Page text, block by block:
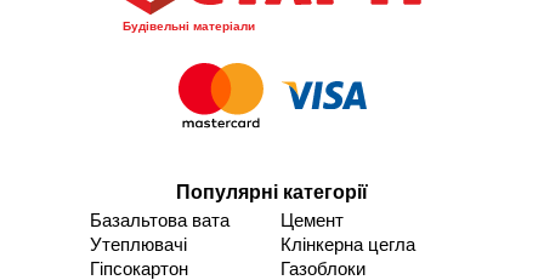
Будівельні матеріали
Популярні категорії
Базальтова вата
Утеплювачі
Гіпсокартон
Цемент
Клінкерна цегла
Газоблоки